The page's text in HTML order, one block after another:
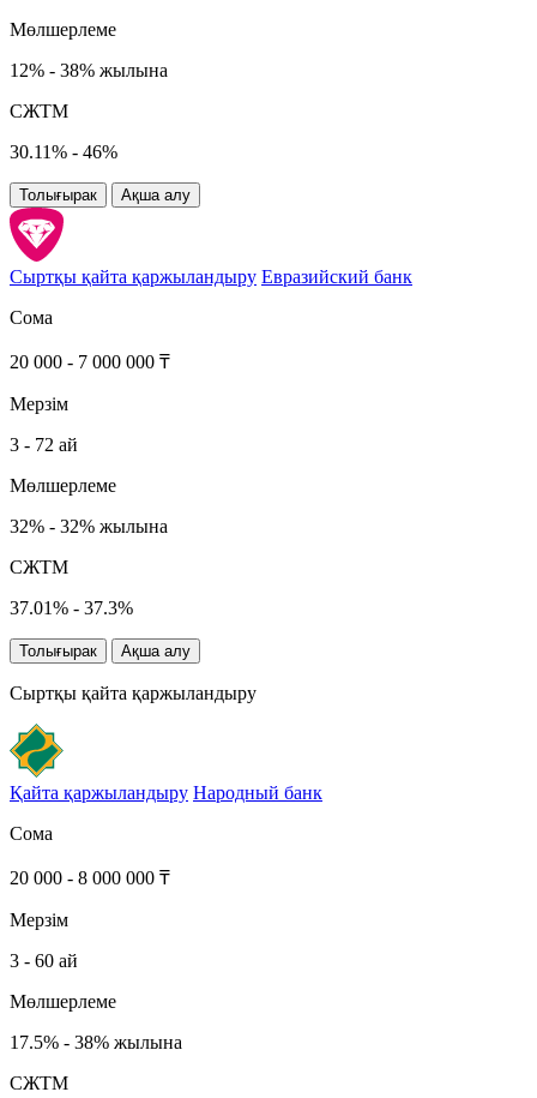
Мөлшерлеме
12% - 38% жылына
СЖТМ
30.11% - 46%
Толығырак Ақша алу
Сыртқы қайта қаржыландыру Евразийский банк
Сома
20 000 - 7 000 000 ₸
Мерзім
3 - 72 ай
Мөлшерлеме
32% - 32% жылына
СЖТМ
37.01% - 37.3%
Толығырак Ақша алу
Сыртқы қайта қаржыландыру
Қайта қаржыландыру Народный банк
Сома
20 000 - 8 000 000 ₸
Мерзім
3 - 60 ай
Мөлшерлеме
17.5% - 38% жылына
СЖТМ